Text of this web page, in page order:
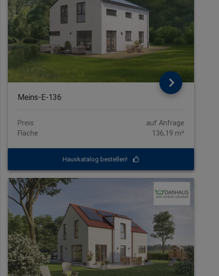
Meins-E-136
Preis
auf Anfrage
Fläche
136,19 m²
Hauskatalog bestellen!